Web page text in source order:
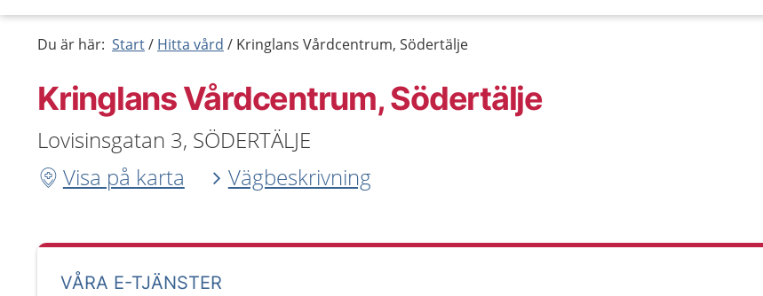
Du är här: Start Hitta vård Kringlans Vårdcentrum, Södertälje
Kringlans Vårdcentrum, Södertälje
Lovisinsgatan 3, SÖDERTÄLJE
Visa på karta
Vägbeskrivning
VÅRA E-TJÄNSTER